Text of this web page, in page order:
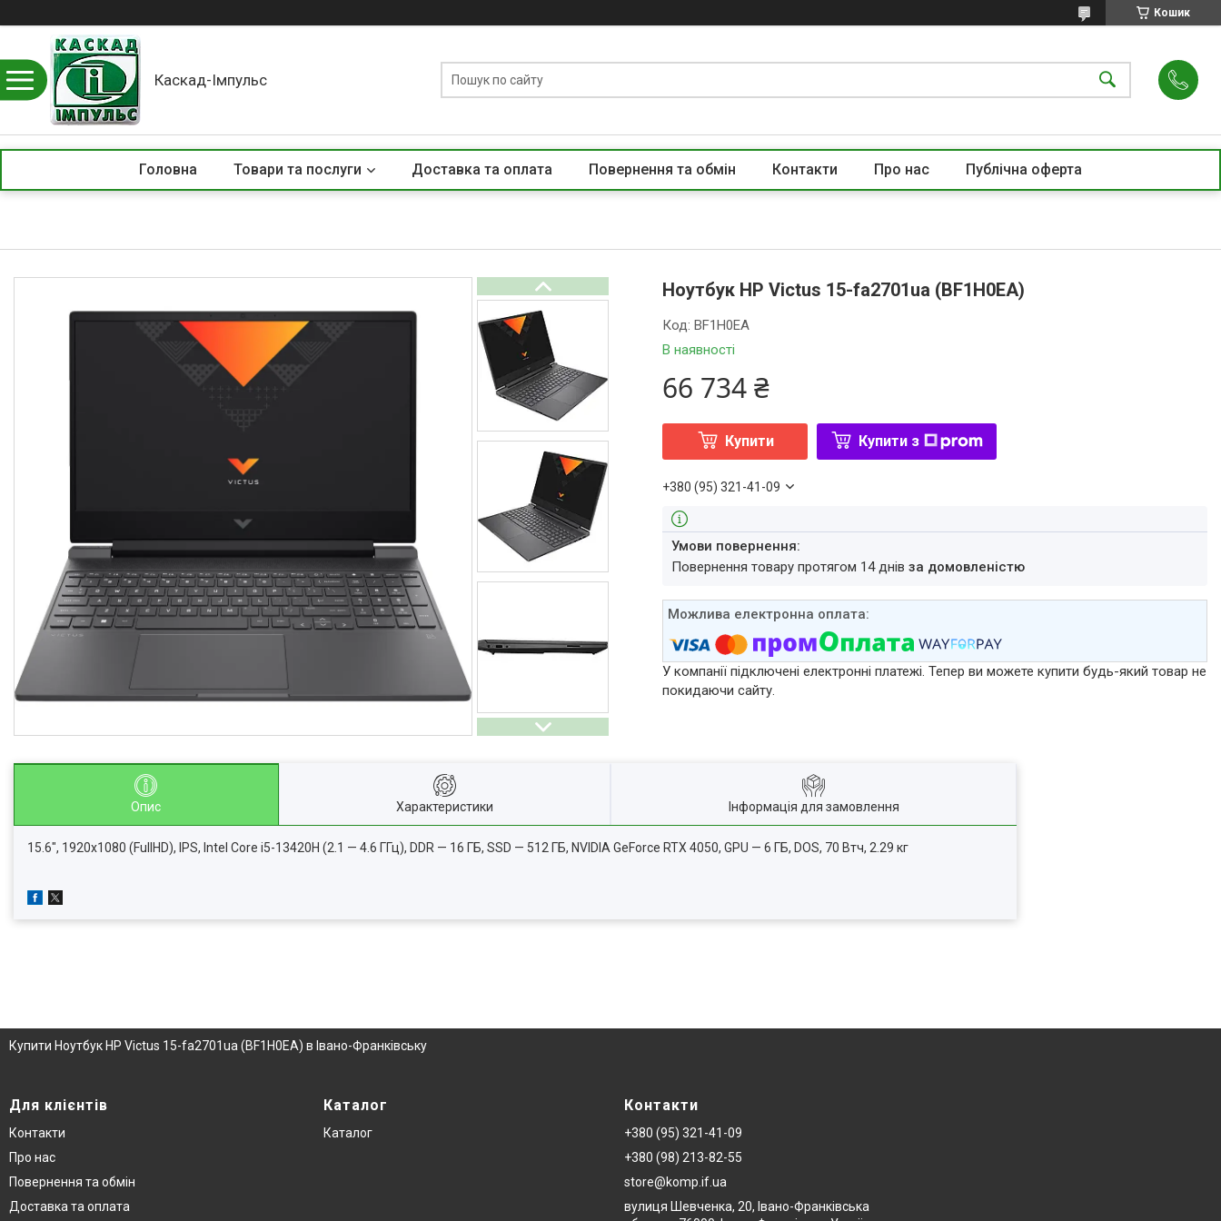
Кошик
Каскад-Імпульс
Головна Товари та послуги Доставка та оплата Повернення та обмін Контакти Про нас Публічна оферта
Ноутбук HP Victus 15-fa2701ua (BF1H0EA)
В наявності
Код:BF1H0EA
66 734 ₴
Купити Купити з
+380 (95) 321-41-09
повернення товару протягом 14 днівза домовленістю
У компанії підключені електронні платежі. Тепер ви можете купити будь-який товар не
покидаючи сайту.
Опис Характеристики Інформація для замовлення
15.6", 1920х1080 (FullHD), IPS, Intel Core i5-13420H (2.1 — 4.6 ГГц), DDR — 16 ГБ, SSD — 512 ГБ, NVIDIA GeForce RTX 4050, GPU — 6 ГБ, DOS, 70 Втч, 2.29 кг
Купити Ноутбук HP Victus 15-fa2701ua (BF1H0EA) в Івано-Франківську
Для клієнтів
Контакти
Про нас
Повернення та обмін
Доставка та оплата
Каталог
Каталог
Контакти
+380 (95) 321-41-09
+380 (98) 213-82-55
store@komp.if.ua
вулиця Шевченка, 20, Івано-Франківська